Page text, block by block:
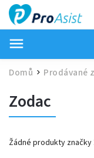
Domů / Prodávané
Zodac
Žádné produkty značky